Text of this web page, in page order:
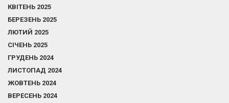
КВІТЕНЬ 2025
БЕРЕЗЕНЬ 2025
ЛЮТИЙ 2025
СІЧЕНЬ 2025
ГРУДЕНЬ 2024
ЛИСТОПАД 2024
ЖОВТЕНЬ 2024
ВЕРЕСЕНЬ 2024